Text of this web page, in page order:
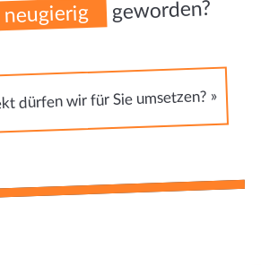
neugierig geworden?
dürfen wir für Sie umsetzen? »